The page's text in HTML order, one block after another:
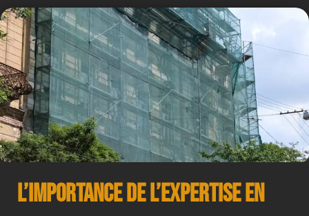
L’importance de l’expertise en